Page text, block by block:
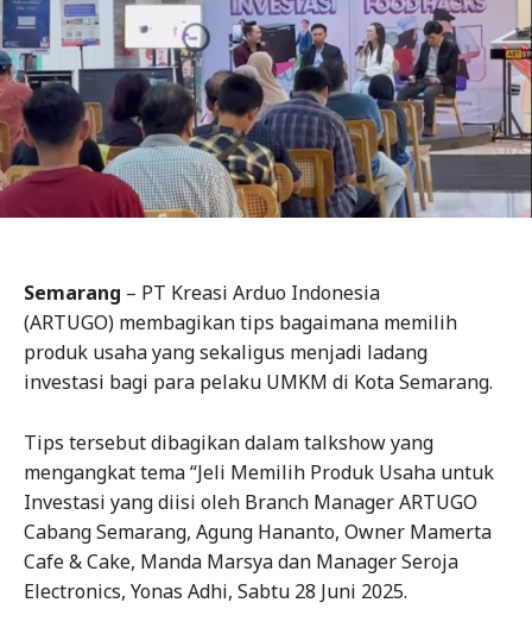
Semarang – PT Kreasi Arduo Indonesia
(ARTUGO) membagikan tips bagaimana memilih
produk usaha yang sekaligus menjadi ladang
investasi bagi para pelaku UMKM di Kota Semarang.
Tips tersebut dibagikan dalam talkshow yang
mengangkat tema “Jeli Memilih Produk Usaha untuk
Investasi yang diisi oleh Branch Manager ARTUGO
Cabang Semarang, Agung Hananto, Owner Mamerta
Cafe & Cake, Manda Marsya dan Manager Seroja
Electronics, Yonas Adhi, Sabtu 28 Juni 2025.